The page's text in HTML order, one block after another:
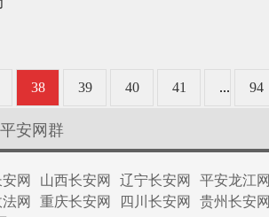
38 39 40 41 ... 94
网 山西长安网 辽宁长安网 平安龙江网
网 重庆长安网 四川长安网 贵州长安网
平安网群